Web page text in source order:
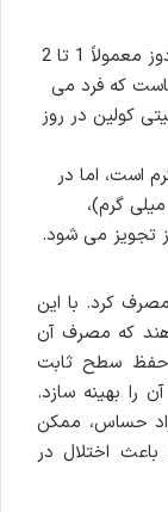
برای قرص سیتی کولین 250 میلی گرم، دوز معمولاً 1 تا 2
که فرد می
میلی گرم سیتی کولین در روز
بررسی 250 میلی گرم است، اما در
صورت نیاز به دوزهای بالاتر (مانند 500 میلی گرم)،
کرد. با این
که مصرف آن
سطح ثابت
را بهینه سازد.
حساس، ممکن
اختلال در